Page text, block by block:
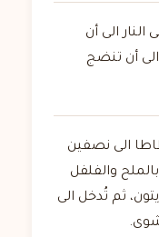
الى أن
أن تنضج
الى نصفين
والفلفل
ثم تُدخل الى